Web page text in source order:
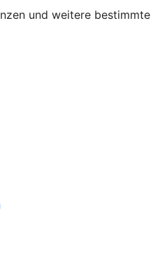
und weitere bestimmte